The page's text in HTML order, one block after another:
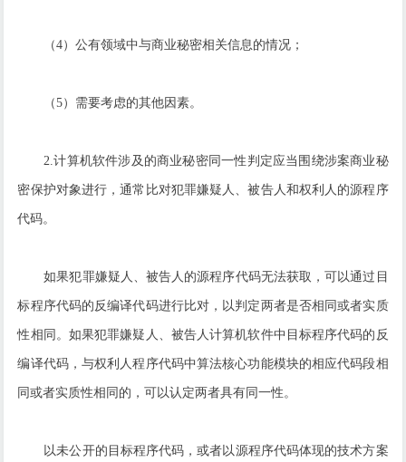
（4）公有领域中与商业秘密相关信息的情况；
（5）需要考虑的其他因素。
2.计算机软件涉及的商业秘密同一性判定应当围绕涉案商业秘
密保护对象进行，通常比对犯罪嫌疑人、被告人和权利人的源程序
代码。
如果犯罪嫌疑人、被告人的源程序代码无法获取，可以通过目
标程序代码的反编译代码进行比对，以判定两者是否相同或者实质
性相同。如果犯罪嫌疑人、被告人计算机软件中目标程序代码的反
编译代码，与权利人程序代码中算法核心功能模块的相应代码段相
同或者实质性相同的，可以认定两者具有同一性。
以未公开的目标程序代码，或者以源程序代码体现的技术方案